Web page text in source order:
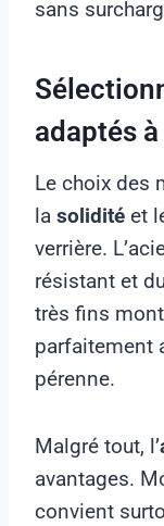
sans
adaptés
Le choix des
la solidité et
verrière.
résistant et
très fins
parfaitement
pérenne.
Malgré tout, l’
avantages.
convient